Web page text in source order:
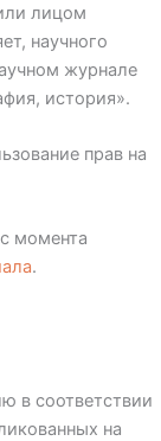
лицом
научного
журнале
история».
прав на
момента
.
в соответствии
на